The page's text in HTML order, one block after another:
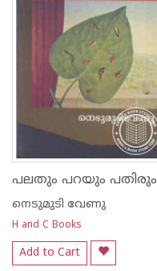
പലതും പറയും പതിരും
നെടുമുടി വേണു
H and C Books
Add to Cart